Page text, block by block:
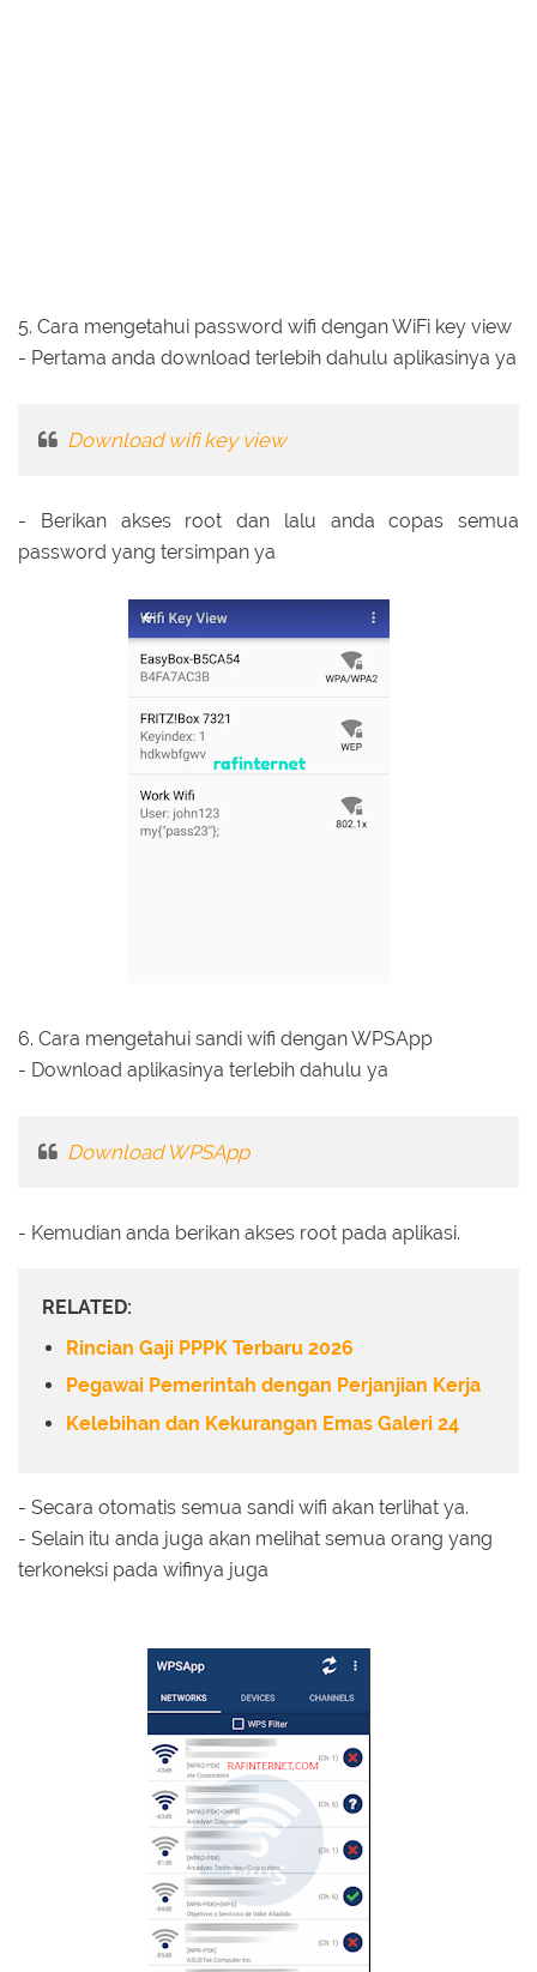
5. Cara mengetahui password wifi dengan WiFi key view
- Pertama anda download terlebih dahulu aplikasinya ya
Download wifi key view
- Berikan akses root dan lalu anda copas semua
password yang tersimpan ya
6. Cara mengetahui sandi wifi dengan WPSApp
- Download aplikasinya terlebih dahulu ya
Download WPSApp
- Kemudian anda berikan akses root pada aplikasi.
RELATED:
Rincian Gaji PPPK Terbaru 2026
Pegawai Pemerintah dengan Perjanjian Kerja
Kelebihan dan Kekurangan Emas Galeri 24
- Secara otomatis semua sandi wifi akan terlihat ya.
- Selain itu anda juga akan melihat semua orang yang
terkoneksi pada wifinya juga